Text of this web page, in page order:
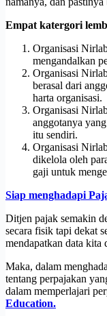
Empat katergori
Organisasi
mengandalkan
Organisasi
berasal dari
harta organisasi.
Organisasi
anggotanya
itu sendiri.
Organisasi
dikelola oleh
gaji untuk
Siap menghadapi
Ditjen pajak semakin
secara fisik tapi dekat
mendapatkan data kita
Maka, dalam
tentang perpajakan
dalam memperlajari
Education.